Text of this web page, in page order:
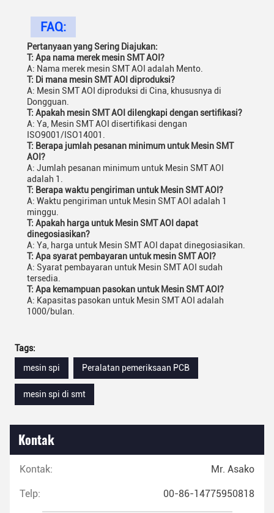
FAQ:
Pertanyaan yang Sering Diajukan:
T: Apa nama merek mesin SMT AOI?
A: Nama merek mesin SMT AOI adalah Mento.
T: Di mana mesin SMT AOI diproduksi?
A: Mesin SMT AOI diproduksi di Cina, khususnya di
Dongguan.
T: Apakah mesin SMT AOI dilengkapi dengan sertifikasi?
A: Ya, Mesin SMT AOI disertifikasi dengan
ISO9001/ISO14001.
T: Berapa jumlah pesanan minimum untuk Mesin SMT
AOI?
A: Jumlah pesanan minimum untuk Mesin SMT AOI
adalah 1.
T: Berapa waktu pengiriman untuk Mesin SMT AOI?
A: Waktu pengiriman untuk Mesin SMT AOI adalah 1
minggu.
T: Apakah harga untuk Mesin SMT AOI dapat
dinegosiasikan?
A: Ya, harga untuk Mesin SMT AOI dapat dinegosiasikan.
T: Apa syarat pembayaran untuk mesin SMT AOI?
A: Syarat pembayaran untuk Mesin SMT AOI sudah
tersedia.
T: Apa kemampuan pasokan untuk Mesin SMT AOI?
A: Kapasitas pasokan untuk Mesin SMT AOI adalah
1000/bulan.
Tags:
mesin spi
Peralatan pemeriksaan PCB
mesin spi di smt
Kontak
Kontak: Mr. Asako
Telp: 00-86-14775950818